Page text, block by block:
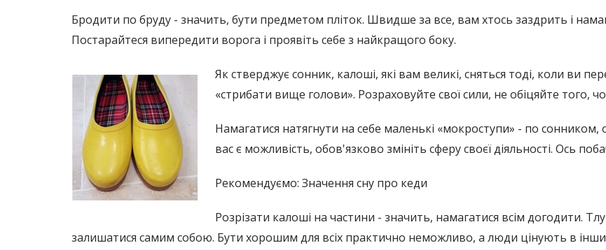
Бродити по бруду - значить, бути предметом пліток. Швидше за все, вам хтось заздрить і
Постарайтеся випередити ворога і проявіть себе з найкращого боку.
Як стверджує сонник, калоші, які вам великі, сняться тоді, коли ви
«стрибати вище голови». Розраховуйте свої сили, не обіцяйте того,
Намагатися натягнути на себе маленькі «мокроступи» - по
вас є можливість, обов'язково змініть сферу своєї діяльності. Ось
Рекомендуємо: Значення сну про кеди
Розрізати калоші на частини - значить, намагатися всім догодити.
залишатися самим собою. Бути хорошим для всіх практично неможливо, а люди цінують в